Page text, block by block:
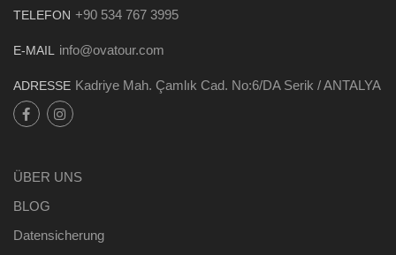
TELEFON +90 534 767 3995
E-MAIL info@ovatour.com
ADRESSE Kadriye Mah. Çamlık Cad. No:6/DA Serik / ANTALYA
ÜBER UNS
BLOG
Datensicherung